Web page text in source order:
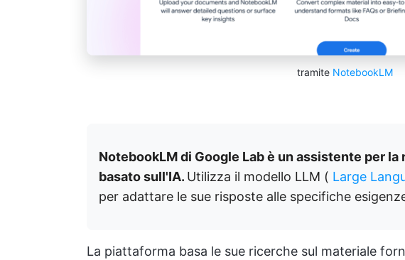
tramite NotebookLM
NotebookLM di Google Lab è un assistente per
basato sull'IA. Utilizza il modello LLM ( Large
per adattare le sue risposte alle specifiche
La piattaforma basa le sue ricerche sul materiale